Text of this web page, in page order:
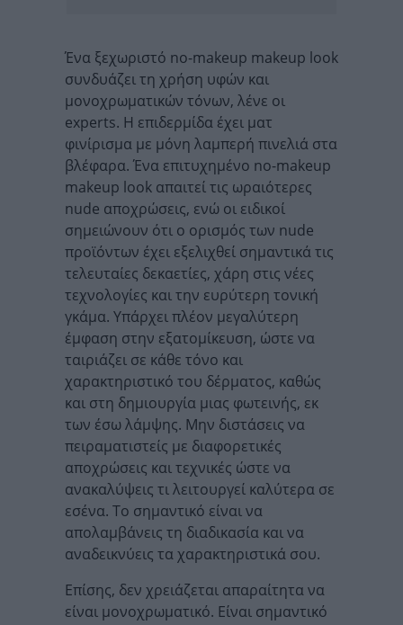
Ένα ξεχωριστό no-makeup makeup look
συνδυάζει τη χρήση υφών και
μονοχρωματικών τόνων, λένε οι
experts. H επιδερμίδα έχει ματ
φινίρισμα με μόνη λαμπερή πινελιά στα
βλέφαρα. Ένα επιτυχημένο no-makeup
makeup look απαιτεί τις ωραιότερες
nude αποχρώσεις, ενώ οι ειδικοί
σημειώνουν ότι ο ορισμός των nude
προϊόντων έχει εξελιχθεί σημαντικά τις
τελευταίες δεκαετίες, χάρη στις νέες
τεχνολογίες και την ευρύτερη τονική
γκάμα. Υπάρχει πλέον μεγαλύτερη
έμφαση στην εξατομίκευση, ώστε να
ταιριάζει σε κάθε τόνο και
χαρακτηριστικό του δέρματος, καθώς
και στη δημιουργία μιας φωτεινής, εκ
των έσω λάμψης. Μην διστάσεις να
πειραματιστείς με διαφορετικές
αποχρώσεις και τεχνικές ώστε να
ανακαλύψεις τι λειτουργεί καλύτερα σε
εσένα. Το σημαντικό είναι να
απολαμβάνεις τη διαδικασία και να
αναδεικνύεις τα χαρακτηριστικά σου.
Επίσης, δεν χρειάζεται απαραίτητα να
είναι μονοχρωματικό. Είναι σημαντικό